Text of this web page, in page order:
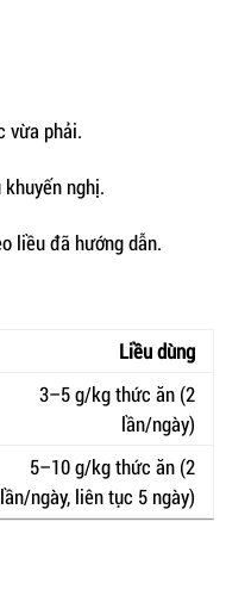
vừa phải.
nghị.
liều đã hướng dẫn.
Liều dùng
3–5 g/kg thức ăn (2
lần/ngày)
5–10 g/kg thức ăn (2
lần/ngày, liên tục 5 ngày)